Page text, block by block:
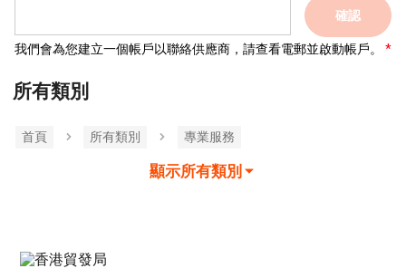
確認
我們會為您建立一個帳戶以聯絡供應商，請查看電郵並啟動帳戶。
所有類別
首頁 所有類別 專業服務
顯示所有類別